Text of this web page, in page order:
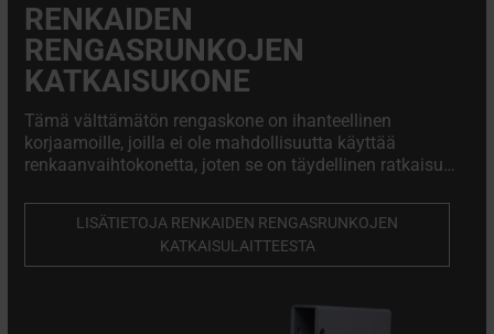
RENKAIDEN
RENGASRUNKOJEN
KATKAISUKONE
Tämä välttämätön rengaskone on ihanteellinen
korjaamoille, joilla ei ole mahdollisuutta käyttää
renkaanvaihtokonetta, joten se on täydellinen ratkaisu
päällä. Ammattimainen, korkealaatuinen renkaiden
rengasrunkojen katkaisukone. Välttämätön valinta
kevytmetallivanteiden korjaamoille ja rengasliikkeille.
LISÄTIETOJA RENKAIDEN RENGASRUNKOJEN
KATKAISULAITTEESTA